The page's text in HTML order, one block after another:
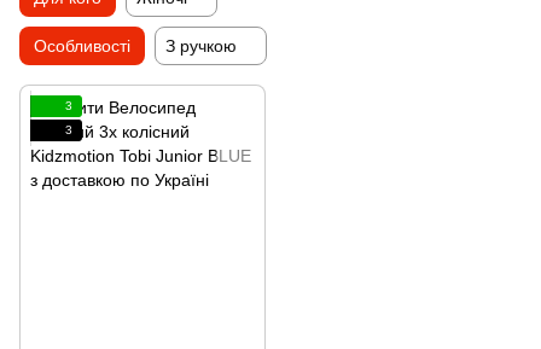
Особливості З ручкою
3
3